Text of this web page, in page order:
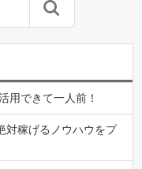
用できて一人前！
対稼げるノウハウをプ